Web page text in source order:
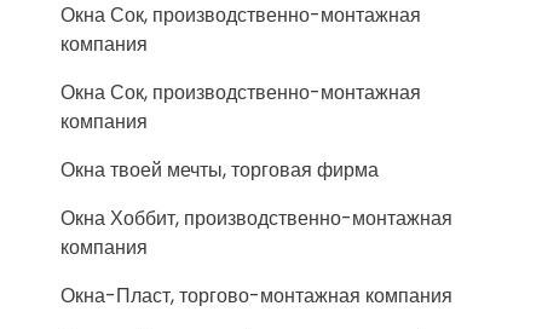
Окна Сок, производственно-монтажная
компания
Окна Сок, производственно-монтажная
компания
Окна твоей мечты, торговая фирма
Окна Хоббит, производственно-монтажная
компания
Окна-Пласт, торгово-монтажная компания